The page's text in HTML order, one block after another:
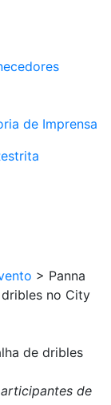
de Imprensa
> Panna
no City
de dribles
de